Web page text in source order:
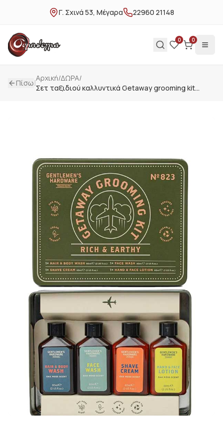
Γ. Σχινά 53, Μέγαρα 22960 21148
0 0
Πίσω|Αρχική/ΔΩΡΑ/
Σετ ταξιδιού καλλυντικά Getaway grooming kit